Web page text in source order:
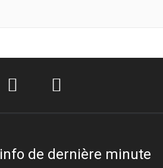
info de dernière minute